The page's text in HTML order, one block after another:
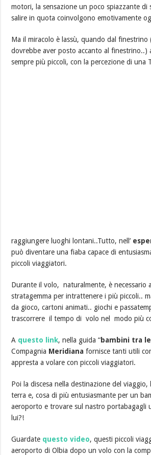
motori, la sensazione un poco spiazzante di
salire in quota coinvolgono emotivamente
Ma il miracolo è lassù, quando dal finestrino
dovrebbe aver posto accanto al finestrino..)
sempre più piccoli,con la percezione di una
raggiungere luoghi lontani..Tutto, nell’
può diventare una fiaba capace di
piccoli viaggiatori.
Durante il volo, naturalmente, è necessario
stratagemma per intrattenere i più piccoli..
da gioco, cartoni animati.. giochi e
trascorrere il tempo di volo nel modo più
A questo link, nella guida “bambini tra
Compagnia Meridiana fornisce tanti utili
appresta a volare con piccoli viaggiatori.
Poi la discesa nella destinazione del viaggio,
terra e, cosa di più entusiasmante per un
aeroporto e trovare sul nastro portabagagli
lui?!
Guardate questo video, questi piccoli
aeroporto di Olbia dopo un volo con la